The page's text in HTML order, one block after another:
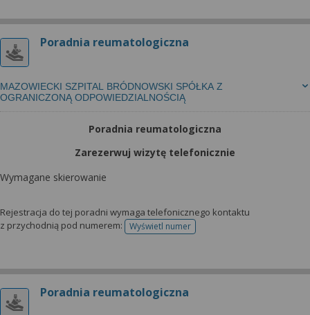
Poradnia reumatologiczna
MAZOWIECKI SZPITAL BRÓDNOWSKI SPÓŁKA Z
OGRANICZONĄ ODPOWIEDZIALNOŚCIĄ
Poradnia reumatologiczna
Zarezerwuj wizytę telefonicznie
Wymagane skierowanie
Rejestracja do tej poradni wymaga telefonicznego kontaktu
z przychodnią pod numerem:
Wyświetl numertelefonu do rejestracji
Poradnia reumatologiczna